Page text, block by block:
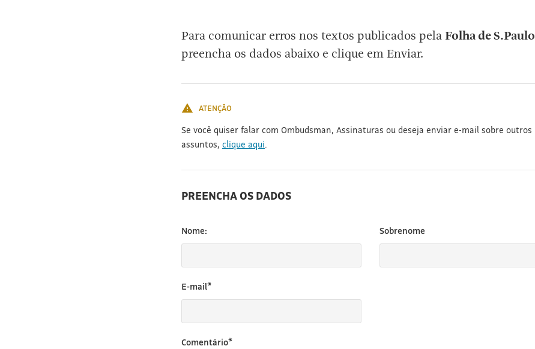
Para comunicar erros nos textos publicados pelaFolha de S.Paulo
preencha os dados abaixo e clique em Enviar.
ATENÇÃO
Se você quiser falar com Ombudsman, Assinaturas ou deseja enviar e-mail sobre outros
assuntos, clique aqui.
PREENCHA OS DADOS
Nome: Sobrenome
E-mail*
Comentário*